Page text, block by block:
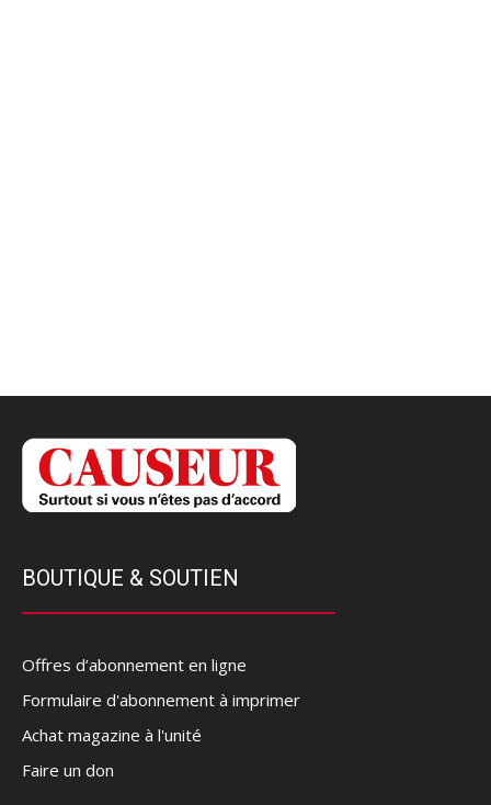
BOUTIQUE & SOUTIEN
Offres d’abonnement en ligne
Formulaire d'abonnement à imprimer
Achat magazine à l'unité
Faire un don